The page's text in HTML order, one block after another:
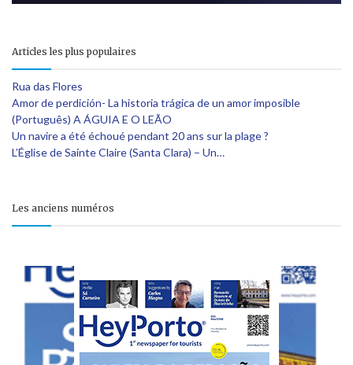
Articles les plus populaires
Rua das Flores
Amor de perdición- La historia trágica de un amor imposible
(Português) A ÁGUIA E O LEÃO
Un navire a été échoué pendant 20 ans sur la plage ?
L’Église de Sainte Claire (Santa Clara) – Un…
Les anciens numéros